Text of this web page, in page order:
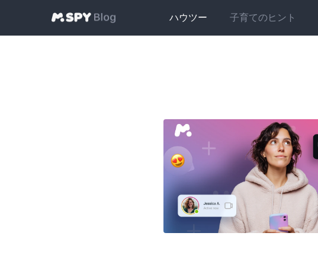
ハウツー 子育てのヒント